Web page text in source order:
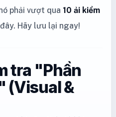
phải vượt qua 10 ải kiểm
Hãy lưu lại ngay!
tra "Phần
(Visual &